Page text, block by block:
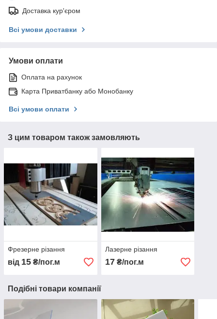
Доставка кур'єром
Всі умови доставки
Умови оплати
Оплата на рахунок
Карта Приватбанку або Монобанку
Всі умови оплати
З цим товаром також замовляють
Фрезерне різання
від 15 ₴/пог.м
Лазерне різання
17₴/пог.м
Подібні товари компанії